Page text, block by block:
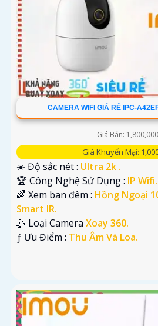
CAMERA WIFI GIÁ RẺ IPC-
Giá Bán:
Giá Khuyến Mại:
☀️ Độ sắc nét : Ultra 2k .
🏆 Công Nghệ Sử Dụng : IP Wifi.
🌈 Xem ban đêm : Hồng Ngoại
Smart IR.
🤹 Loại Camera Xoay 360.
️ƒ Ưu Điểm : Thu Âm Và Loa.